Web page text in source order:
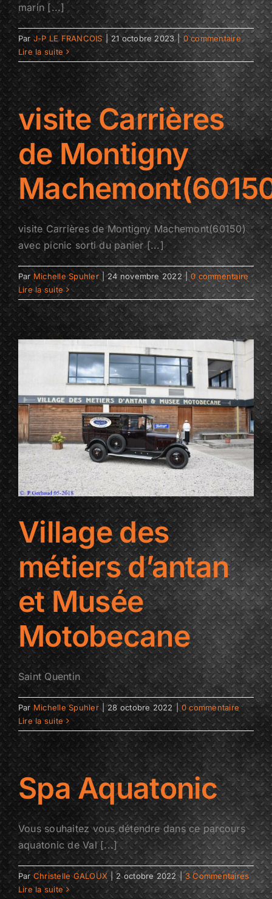
marin [...]
ParJ-P LE FRANCOIS | 21 octobre 2023 | 0 commentaire
Lire la suite
visite Carrières
de Montigny
visite Carrières de Montigny Machemont(60150)
avec picnic sorti du panier [...]
Par Michelle Spuhler | 24 novembre 2022 | 0 commentaire
Lire la suite
Village des
métiers d’antan
et Musée
Motobecane
Saint Quentin
ParMichelle Spuhler | 28 octobre 2022 | 0 commentaire
Lire la suite
Spa Aquatonic
Vous souhaitez vous détendre dans ce parcours
aquatonic de Val [...]
ParChristelle GALOUX | 2 octobre 2022 | 3 Commentaires
Lire la suite